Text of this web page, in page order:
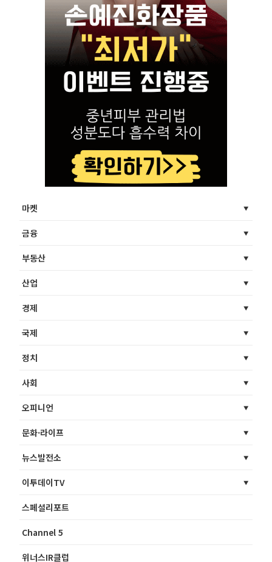
마켓
금융
부동산
산업
경제
국제
정치
사회
오피니언
문화·라이프
뉴스발전소
이투데이TV
스페셜리포트
Channel 5
위너스IR클럽